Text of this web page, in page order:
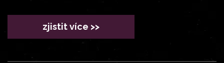
zjistit více >>